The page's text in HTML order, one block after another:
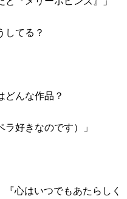
してる？
どんな作品？
ラ好きなのです）」
『心はいつでもあたらしく